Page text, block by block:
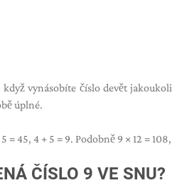
když vynásobíte číslo devět
úplné.
= 45, 4 + 5 = 9. Podobně 9 × 12 =
ČÍSLO 9 VE SNU?